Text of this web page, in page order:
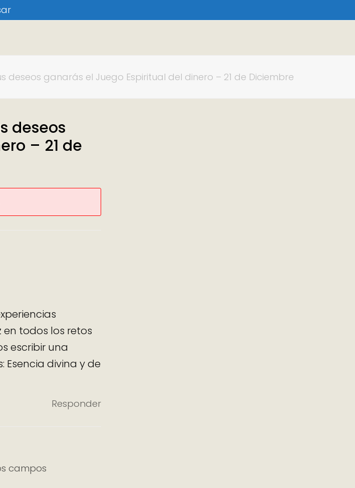
deseos ganarás el Juego Espiritual del dinero – 21 de Diciembre
deseos
– 21 de
todos los retos
escribir una
Esencia divina y de
Responder
campos